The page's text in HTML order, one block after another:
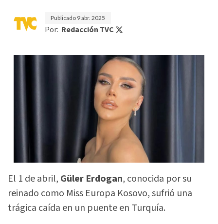
Publicado 9 abr. 2025
Por: Redacción TVC
El 1 de abril, Güler Erdogan, conocida por su
reinado como Miss Europa Kosovo, sufrió una
trágica caída en un puente en Turquía.